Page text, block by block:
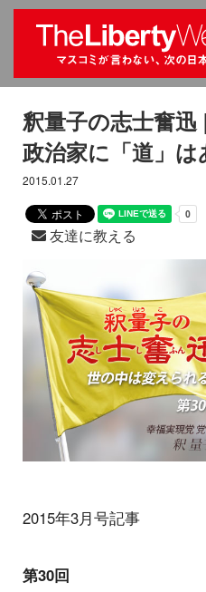
釈量子の志士奮
政治家に「道」
2015.01.27
友達に教える
2015年3月号記事
第30回